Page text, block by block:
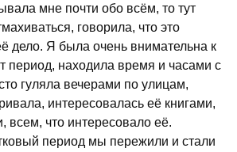
мне почти обо всём, то тут
говорила, что это
дело. Я была очень внимательна к
период, находила время и часами с
гуляла вечерами по улицам,
интересовалась её книгами,
всем, что интересовало её.
период мы пережили и стали